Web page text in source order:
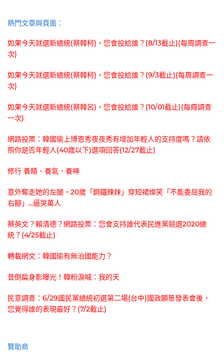
熱門文章與頁面︰
如果今天就選新總統(蔡韓柯)，您會投給誰？(8/13截止)(每周調查一
次)
如果今天就選新總統(蔡韓柯)，您會投給誰？(9/3截止)(每周調查一
次)
如果今天就選新總統(蔡韓呂)，您會投給誰？(10/01截止)(每周調查
一次)
網路投票：韓國瑜上博恩秀夜夜秀有增加年輕人的支持度嗎？請依
照你是否年輕人(40歲以下)選項回答(12/27截止)
修行 養精、養氣、養神
意外奪走她的左腿，20歲「鋼鐵辣妹」穿短裙燦笑「不能委屈我的
右腳」...逼哭萬人
蔡英文？賴清德？網路投票：您會支持誰代表民進黨競選2020總
統？(4/25截止)
轉載網文：韓國瑜有無治國能力？
昔倒扁身影曝光！韓粉淚喊：我的天
民意調查：6/29國民黨總統初選第二場(台中)國政願景發表會後，
您覺得誰的表現最好？(7/2截止)
贊助商